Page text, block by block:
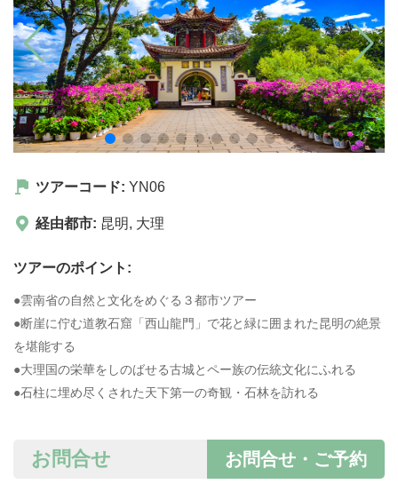
ツアーコード: YN06
経由都市: 昆明, 大理
ツアーのポイント:
●雲南省の自然と文化をめぐる３都市ツアー
●断崖に佇む道教石窟「西山龍門」で花と緑に囲まれた昆明の絶景
を堪能する
●大理国の栄華をしのばせる古城とペー族の伝統文化にふれる
●石柱に埋め尽くされた天下第一の奇観・石林を訪れる
お問合せ・ご予約
お問合せ